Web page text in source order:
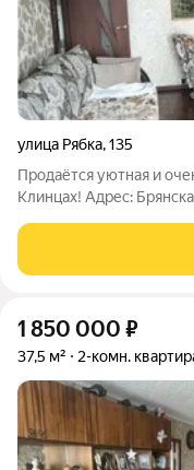
улица Рябка,135
Продаётся уютная и
Клинцах! Адрес: Брянская обл., г. Клинцы, ул. Рябка, 135. Ищете
предложение именно
аккуратный ремонт.
1 850 000 ₽
37,5 м² 2-комн.